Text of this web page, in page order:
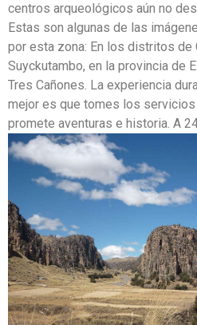
centros arqueológicos aún no
Estas son algunas de las
por esta zona: En los distritos de
Suyckutambo, en la provincia de
Tres Cañones. La experiencia
mejor es que tomes los servicios
promete aventuras e historia. A